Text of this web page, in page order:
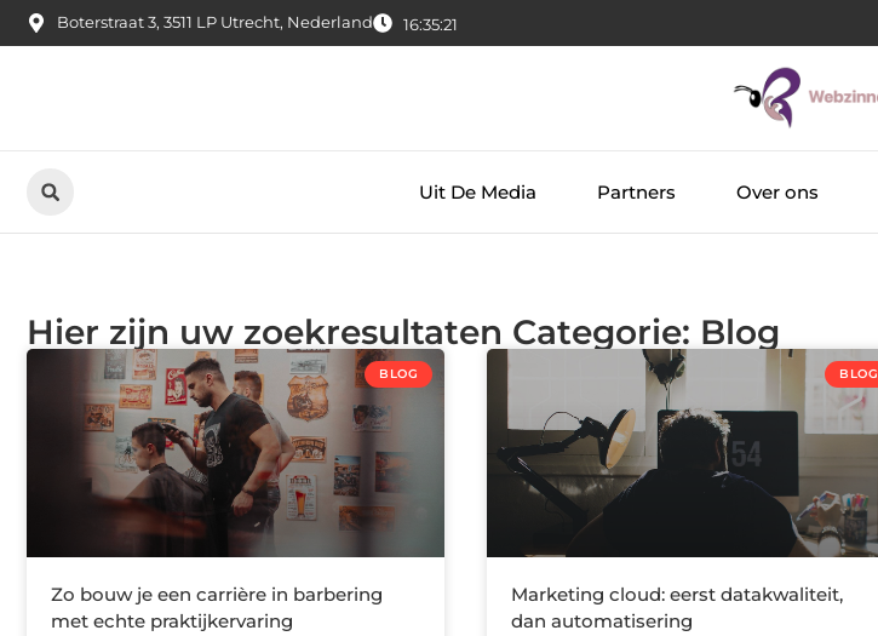
Boterstraat 3, 3511 LP Utrecht, Nederland 16:35:22
Uit De Media Partners Over ons
Hier zijn uw zoekresultaten Categorie: Blog
BLOG
Zo bouw je een carrière in barbering
met echte praktijkervaring
BLOG
Marketing cloud: eerst datakwaliteit,
dan automatisering